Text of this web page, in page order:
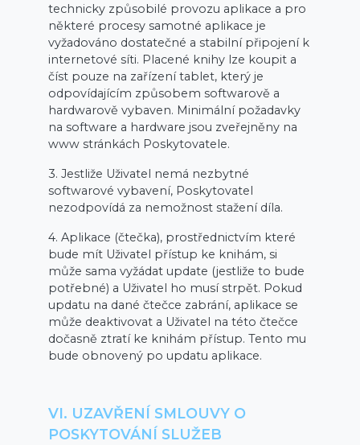
technicky způsobilé provozu aplikace a pro
některé procesy samotné aplikace je
vyžadováno dostatečné a stabilní připojení k
internetové síti. Placené knihy lze koupit a
číst pouze na zařízení tablet, který je
odpovídajícím způsobem softwarově a
hardwarově vybaven. Minimální požadavky
na software a hardware jsou zveřejněny na
www stránkách Poskytovatele.
3. Jestliže Uživatel nemá nezbytné
softwarové vybavení, Poskytovatel
nezodpovídá za nemožnost stažení díla.
4. Aplikace (čtečka), prostřednictvím které
bude mít Uživatel přístup ke knihám, si
může sama vyžádat update (jestliže to bude
potřebné) a Uživatel ho musí strpět. Pokud
updatu na dané čtečce zabrání, aplikace se
může deaktivovat a Uživatel na této čtečce
dočasně ztratí ke knihám přístup. Tento mu
bude obnovený po updatu aplikace.
VI. UZAVŘENÍ SMLOUVY O
POSKYTOVÁNÍ SLUŽEB